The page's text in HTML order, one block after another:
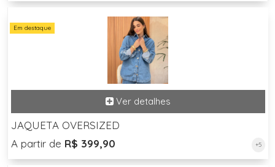
Em destaque
JAQUETA OVERSIZED
A partir de R$ 399,90 +5